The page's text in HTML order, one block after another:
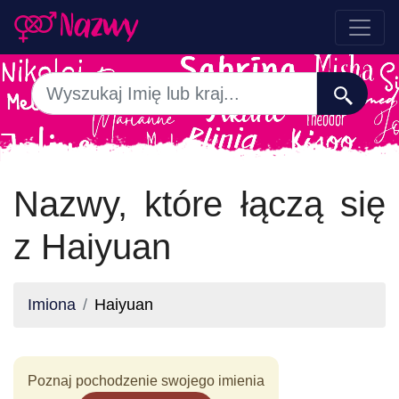
Nazwy, które łączą się
z Haiyuan
Imiona Haiyuan
Poznaj pochodzenie swojego imienia